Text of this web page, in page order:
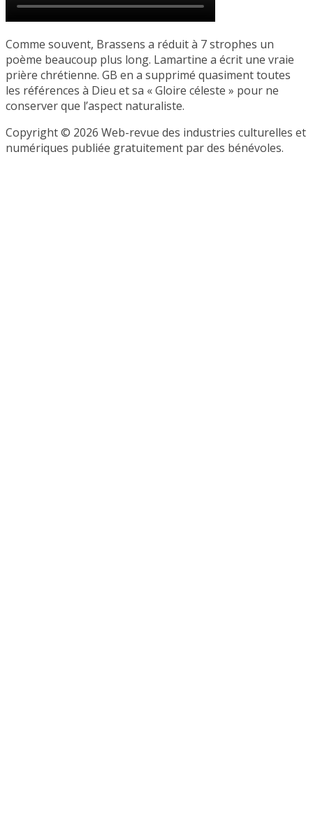
Comme souvent, Brassens a réduit à 7 strophes un
poème beaucoup plus long. Lamartine a écrit une vraie
prière chrétienne. GB en a supprimé quasiment toutes
les références à Dieu et sa « Gloire céleste » pour ne
conserver que l’aspect naturaliste.
Copyright © 2026 Web-revue des industries culturelles et
numériques publiée gratuitement par des bénévoles.